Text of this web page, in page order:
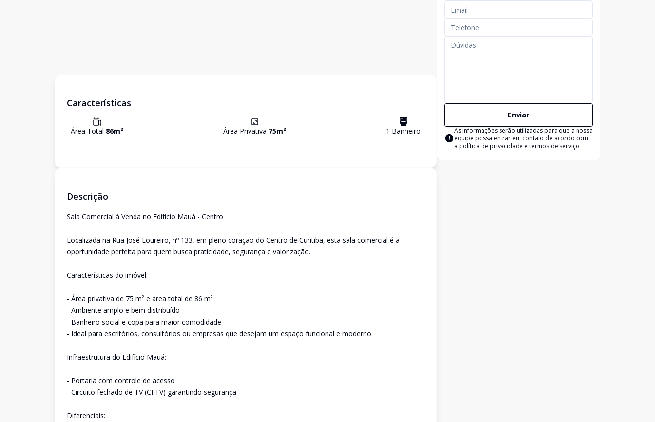
Características
Área Total 86m² Área Privativa 75m² 1 Banheiro
Descrição
Sala Comercial à Venda no Edifício Mauá - Centro
Localizada na Rua José Loureiro, nº 133, em pleno coração do Centro de Curitiba, esta sala comercial é a
oportunidade perfeita para quem busca praticidade, segurança e valorização.
Características do imóvel:
- Área privativa de 75 m² e área total de 86 m²
- Ambiente amplo e bem distribuído
- Banheiro social e copa para maior comodidade
- Ideal para escritórios, consultórios ou empresas que desejam um espaço funcional e moderno.
Infraestrutura do Edifício Mauá:
- Portaria com controle de acesso
- Circuito fechado de TV (CFTV) garantindo segurança
Diferenciais:
Enviar
As informações serão utilizadas para que a nossa
equipe possa entrar em contato de acordo com
a política de privacidade e termos de serviço